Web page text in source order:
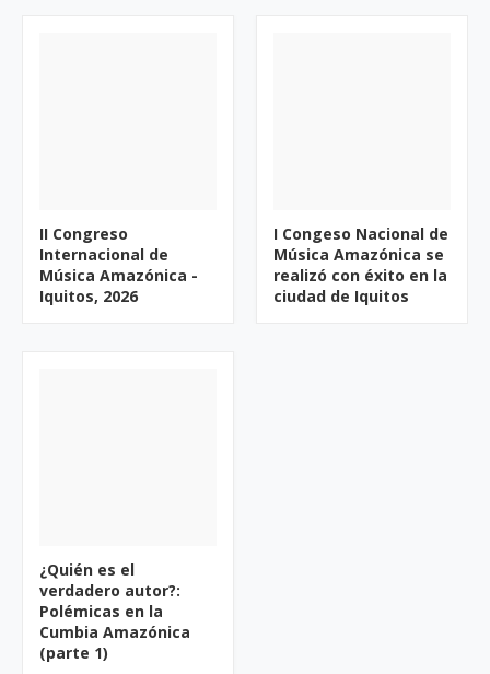
II Congreso
Internacional de
Música Amazónica -
Iquitos, 2026
I Congeso Nacional de
Música Amazónica se
realizó con éxito en la
ciudad de Iquitos
¿Quién es el
verdadero autor?:
Polémicas en la
Cumbia Amazónica
(parte 1)